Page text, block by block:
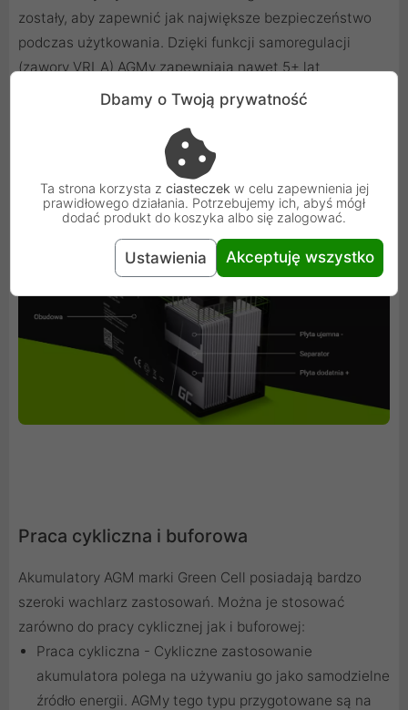
zostały, aby zapewnić jak największe bezpieczeństwo
podczas użytkowania. Dzięki funkcji samoregulacji
(zawory VRLA) AGMy zapewniają nawet 5+ lat
bezobsługowej pracy. Zwiększa ona bezpieczeństwo
Odpowiednie do pracy w wymagających warunkach oraz
może być stosowany w pomieszczeniach z ludźmi,
ponieważ nie wydziela oparów.
Praca cykliczna i buforowa
Akumulatory AGM marki Green Cell posiadają bardzo
szeroki wachlarz zastosowań. Można je stosować
zarówno do pracy cyklicznej jak i buforowej:
Praca cykliczna - Cykliczne zastosowanie
akumulatora polega na używaniu go jako samodzielne
źródło energii. AGMy tego typu przygotowane są na
Dbamy o Twoją prywatność
Ta strona korzysta z ciasteczek w celu zapewnienia jej
prawidłowego działania. Potrzebujemy ich, abyś mógł
dodać produkt do koszyka albo się zalogować.
Ustawienia Akceptuję wszystko